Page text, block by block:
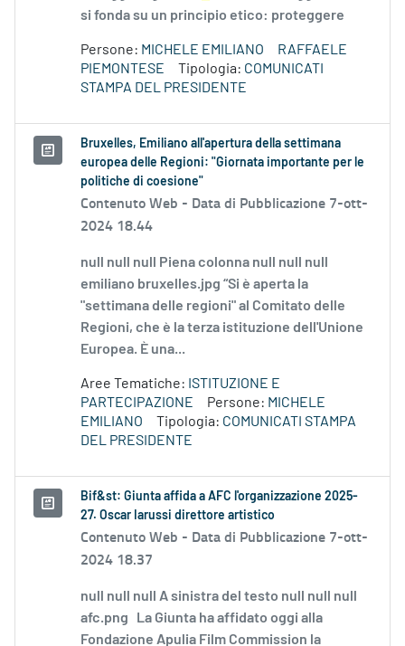
si fonda su un principio etico: proteggere
Persone: MICHELE EMILIANO
RAFFAELE
PIEMONTESE
Tipologia: COMUNICATI
STAMPA DEL PRESIDENTE
Bruxelles, Emiliano all'apertura della settimana
europea delle Regioni: "Giornata importante per le
politiche di coesione"
Contenuto Web - Data di Pubblicazione 7-ott-
2024 18.44
null null null Piena colonna null null null
emiliano bruxelles.jpg “Si è aperta la
"settimana delle regioni" al Comitato delle
Regioni, che è la terza istituzione dell'Unione
Europea. È una...
Aree Tematiche: ISTITUZIONE E
PARTECIPAZIONE
Persone: MICHELE
EMILIANO
Tipologia: COMUNICATI STAMPA
DEL PRESIDENTE
Bif&st: Giunta affida a AFC l'organizzazione 2025-
27. Oscar Iarussi direttore artistico
Contenuto Web - Data di Pubblicazione 7-ott-
2024 18.37
null null null A sinistra del testo null null null
afc.png La Giunta ha affidato oggi alla
Fondazione Apulia Film Commission la